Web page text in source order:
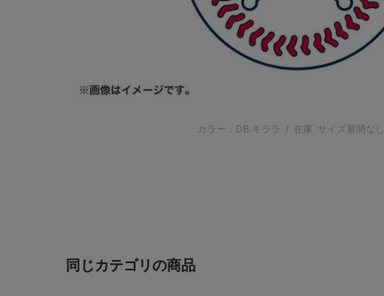
カラー：DB.キララ / 在庫 サイズ展開な
同じカテゴリの商品